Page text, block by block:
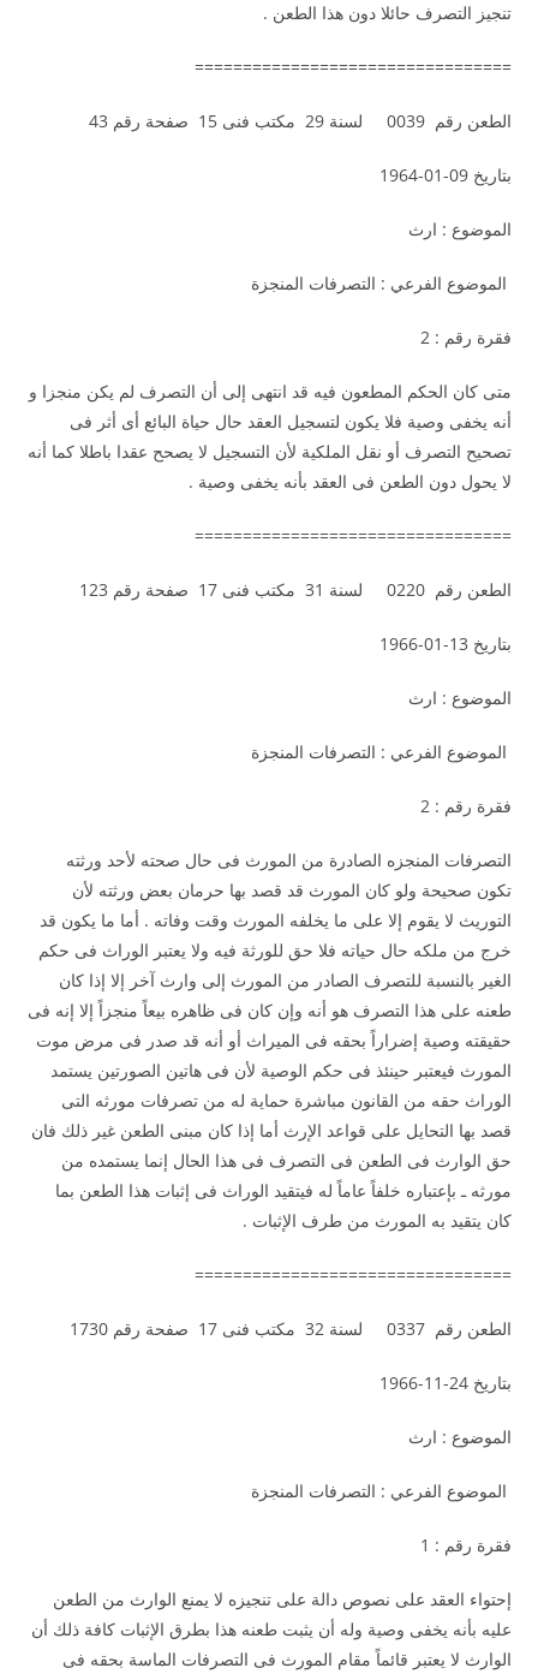
تنجيز التصرف حائلا دون هذا الطعن .
=================================
الطعن رقم 0039 لسنة 29 مكتب فنى 15 صفحة رقم 43
بتاريخ 09-01-1964
الموضوع : ارث
الموضوع الفرعي : التصرفات المنجزة
فقرة رقم : 2
متى كان الحكم المطعون فيه قد انتهى إلى أن التصرف لم يكن منجزا و
أنه يخفى وصية فلا يكون لتسجيل العقد حال حياة البائع أى أثر فى
تصحيح التصرف أو نقل الملكية لأن التسجيل لا يصحح عقدا باطلا كما أنه
لا يحول دون الطعن فى العقد بأنه يخفى وصية .
=================================
الطعن رقم 0220 لسنة 31 مكتب فنى 17 صفحة رقم 123
بتاريخ 13-01-1966
الموضوع : ارث
الموضوع الفرعي : التصرفات المنجزة
فقرة رقم : 2
التصرفات المنجزه الصادرة من المورث فى حال صحته لأحد ورثته
تكون صحيحة ولو كان المورث قد قصد بها حرمان بعض ورثته لأن
التوريث لا يقوم إلا على ما يخلفه المورث وقت وفاته . أما ما يكون قد
خرج من ملكه حال حياته فلا حق للورثة فيه ولا يعتبر الوراث فى حكم
الغير بالنسبة للتصرف الصادر من المورث إلى وارث آخر إلا إذا كان
طعنه على هذا التصرف هو أنه وإن كان فى ظاهره بيعاً منجزاً إلا إنه فى
حقيقته وصية إضراراً بحقه فى الميراث أو أنه قد صدر فى مرض موت
المورث فيعتبر حينئذ فى حكم الوصية لأن فى هاتين الصورتين يستمد
الوراث حقه من القانون مباشرة حماية له من تصرفات مورثه التى
قصد بها التحايل على قواعد الإرث أما إذا كان مبنى الطعن غير ذلك فان
حق الوارث فى الطعن فى التصرف فى هذا الحال إنما يستمده من
مورثه ـ بإعتباره خلفاً عاماً له فيتقيد الوراث فى إثبات هذا الطعن بما
كان يتقيد به المورث من طرف الإثبات .
=================================
الطعن رقم 0337 لسنة 32 مكتب فنى 17 صفحة رقم 1730
بتاريخ 24-11-1966
الموضوع : ارث
الموضوع الفرعي : التصرفات المنجزة
فقرة رقم : 1
إحتواء العقد على نصوص دالة على تنجيزه لا يمنع الوارث من الطعن
عليه بأنه يخفى وصية وله أن يثبت طعنه هذا بطرق الإثبات كافة ذلك أن
الوارث لا يعتبر قائماً مقام المورث فى التصرفات الماسة بحقه فى